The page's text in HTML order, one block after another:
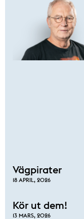
Vägpirater
18 APRIL, 2026
Kör ut dem!
13 MARS, 2026